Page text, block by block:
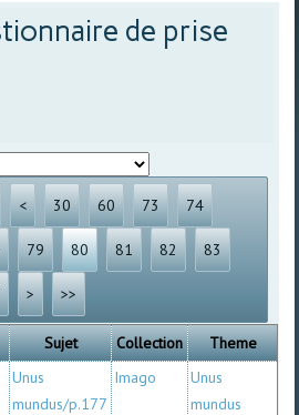
de prise
< 30 60 73 74
79 80 81 82 83
> >>
Sujet Collection
Theme
Unus
mundus/p.177
Imago
Unus
mundus